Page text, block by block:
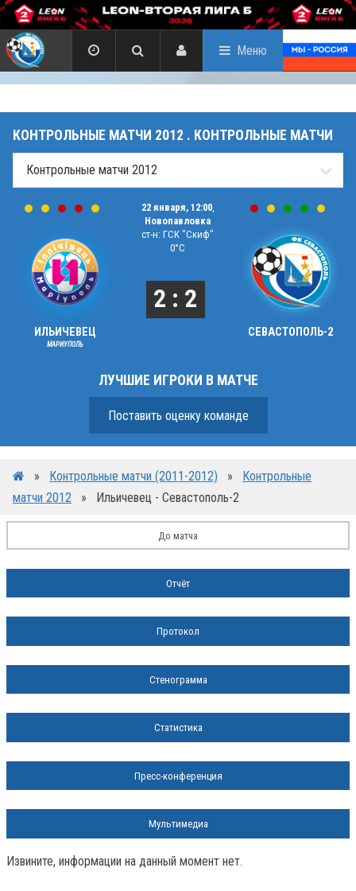
Меню
КОНТРОЛЬНЫЕ МАТЧИ 2012 . КОНТРОЛЬНЫЕ МАТЧИ
ИЛЬИЧЕВЕЦ
МАРИУПОЛЬ
22 января, 12:00,
Новопавловка
ст-н: ГСК "Скиф"
0°C
2 : 2
СЕВАСТОПОЛЬ-2
ЛУЧШИЕ ИГРОКИ В МАТЧЕ
Поставить оценку команде
» Контрольные матчи (2011-2012) »
Контрольные
матчи 2012
» Ильичевец - Севастополь-2
До матча
Отчёт
Протокол
Стенограмма
Статистика
Пресс-конференция
Мультимедиа
Извините, информации на данный момент нет.